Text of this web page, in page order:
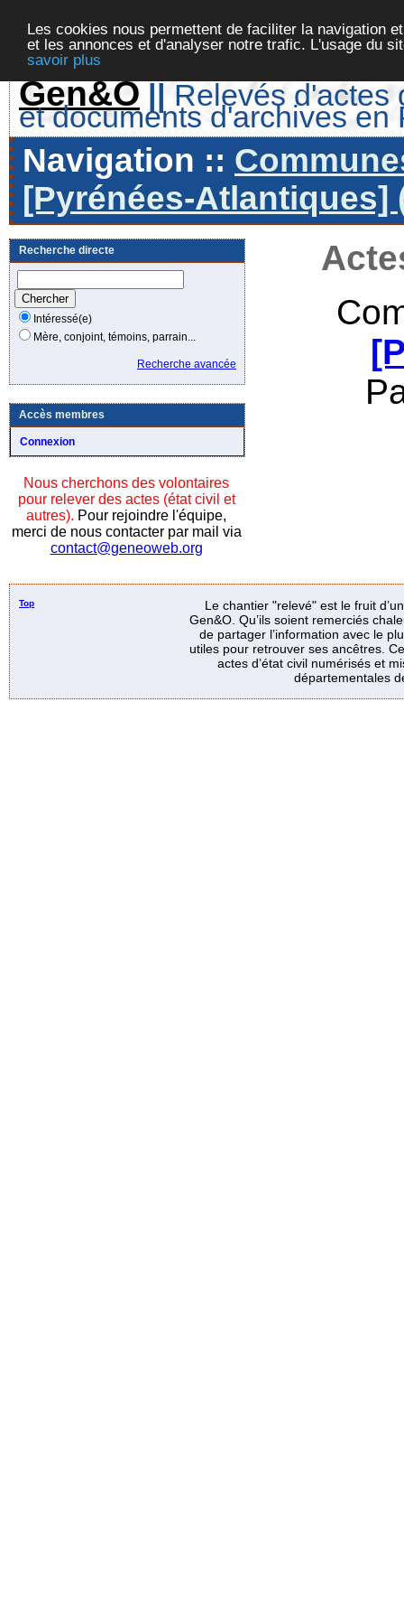
Les cookies nous permettent de faciliter la navigation
et les annonces et d'analyser notre trafic. L'usage du
savoir plus
Gen&O || Relevés d'actes
et documents d'archives en
Navigation ::
[Pyrénées-Atlantiques]
Recherche directe
Intéressé(e)
Mère, conjoint, témoins, parrain...
Recherche avancée
Accès membres
Connexion
Nous cherchons des volontaires
pour relever des actes (état civil et
autres). Pour rejoindre l'équipe,
merci de nous contacter par mail via
contact@geneoweb.org
Top
Le chantier "relevé" est le fruit
Gen&O. Qu’ils soient remerciés
de partager l’information avec le
utiles pour retrouver ses ancêtres.
actes d’état civil numérisés et
départementales